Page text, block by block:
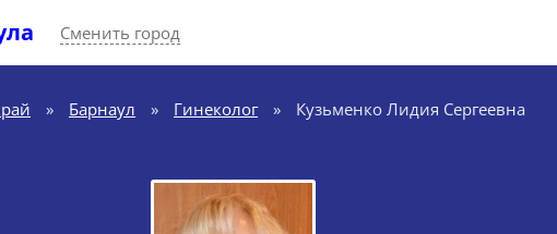
Сменить город
» Барнаул » Гинеколог » Кузьменко Лидия Сергеевна